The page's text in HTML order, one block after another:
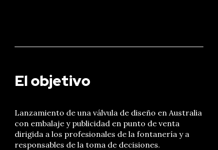
El objetivo
Lanzamiento de una válvula de diseño en Australia
con embalaje y publicidad en punto de venta
dirigida a los profesionales de la fontanería y a
responsables de la toma de decisiones.